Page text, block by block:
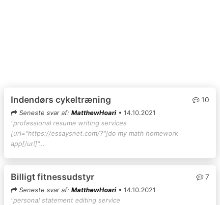
Indendørs cykeltræning 10
Seneste svar af: MatthewHoari • 14.10.2021
"professional resume writing services
[url="https://essaysnet.com/?"]do my math homework
app[/url]"…
Billigt fitnessudstyr 7
Seneste svar af: MatthewHoari • 14.10.2021
"personal statement editing service